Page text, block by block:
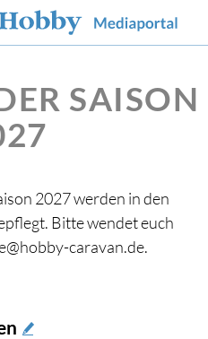
SAISON
2027 werden in den
Bitte wendet euch
caravan.de.